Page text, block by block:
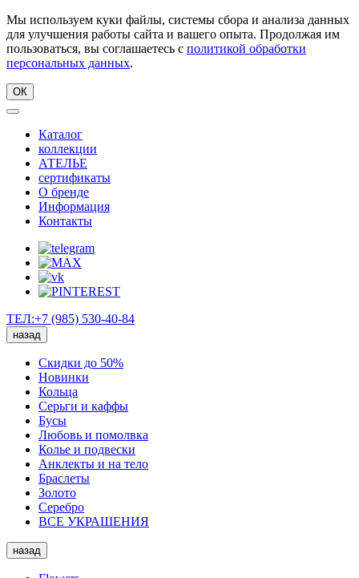
Мы используем куки файлы, системы сбора и анализа данных
для улучшения работы сайта и вашего опыта. Продолжая им
пользоваться, вы соглашаетесь с политикой обработки
персональных данных.
ОК
Каталог
коллекции
АТЕЛЬЕ
сертификаты
О бренде
Информация
Контакты
ТЕЛ:+7 (985) 530-40-84
назад
Скидки до 50%
Новинки
Кольца
Серьги и каффы
Бусы
Любовь и помолвка
Колье и подвески
Анклекты и на тело
Браслеты
Золото
Серебро
ВСЕ УКРАШЕНИЯ
назад